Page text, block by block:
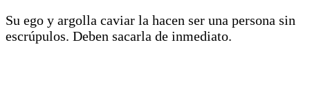
Su ego y argolla caviar la hacen ser una persona sin
escrúpulos. Deben sacarla de inmediato.